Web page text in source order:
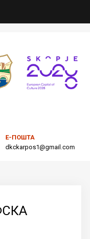
Е-ПОШТА
dkckarpos1@gmail.com
веб страна